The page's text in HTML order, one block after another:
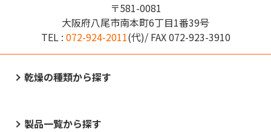
〒581-0081
大阪府八尾市南本町6丁目1番39号
TEL : 072-924-2011(代)/ FAX072-923-3910
乾燥の種類から探す
製品一覧から探す